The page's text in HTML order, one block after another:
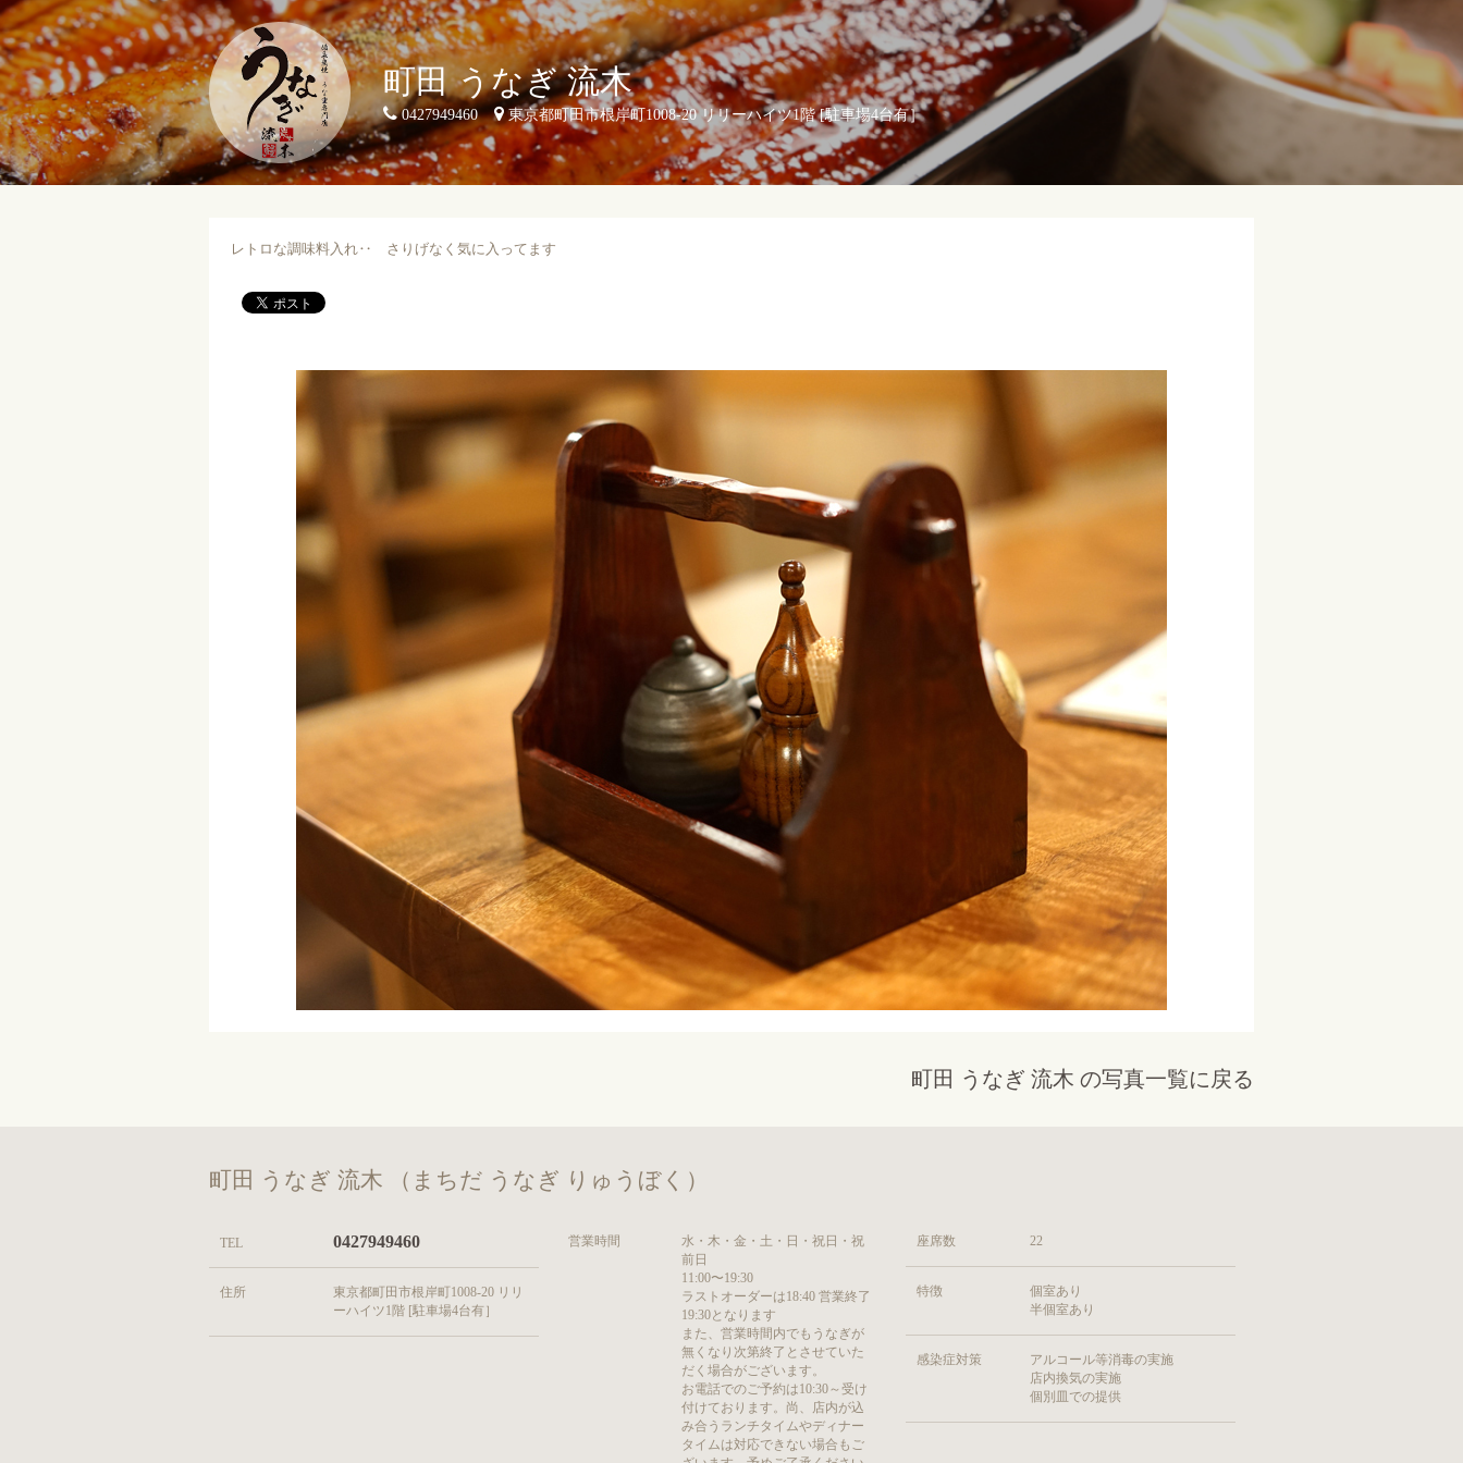
町田 うなぎ 流木
0427949460 東京都町田市根岸町1008-20 リリーハイツ1階 [駐車場4台有］
レトロな調味料入れ‥ さりげなく気に入ってます
町田 うなぎ 流木 の写真一覧に戻る
町田 うなぎ 流木 （まちだ うなぎ りゅうぼく）
TEL 0427949460
住所
東京都町田市根岸町1008-20 リリ
ーハイツ1階 [駐車場4台有］
営業時間
水・木・金・土・日・祝日・祝
前日
11:00〜19:30
ラストオーダーは18:40 営業終了
19:30となります
また、営業時間内でもうなぎが
無くなり次第終了とさせていた
だく場合がございます。
お電話でのご予約は10:30～受け
付けております。尚、店内が込
み合うランチタイムやディナー
タイムは対応できない場合もご
座席数 22
特徴
個室あり
半個室あり
感染症対策
アルコール等消毒の実施
店内換気の実施
個別皿での提供